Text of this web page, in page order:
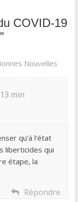
COVID-19
”
Nouvelles
min
qu’à l’état
liberticides qui
étape, la
Répondre